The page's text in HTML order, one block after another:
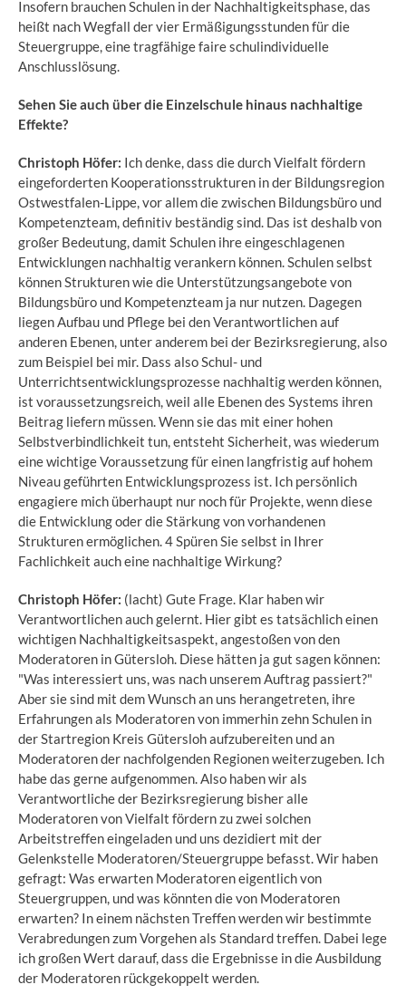
Insofern brauchen Schulen in der Nachhaltigkeitsphase, das
heißt nach Wegfall der vier Ermäßigungsstunden für die
Steuergruppe, eine tragfähige faire schulindividuelle
Anschlusslösung.
Sehen Sie auch über die Einzelschule hinaus nachhaltige
Effekte?
Christoph Höfer: Ich denke, dass die durch Vielfalt fördern
eingeforderten Kooperationsstrukturen in der Bildungsregion
Ostwestfalen-Lippe, vor allem die zwischen Bildungsbüro und
Kompetenzteam, definitiv beständig sind. Das ist deshalb von
großer Bedeutung, damit Schulen ihre eingeschlagenen
Entwicklungen nachhaltig verankern können. Schulen selbst
können Strukturen wie die Unterstützungsangebote von
Bildungsbüro und Kompetenzteam ja nur nutzen. Dagegen
liegen Aufbau und Pflege bei den Verantwortlichen auf
anderen Ebenen, unter anderem bei der Bezirksregierung, also
zum Beispiel bei mir. Dass also Schul- und
Unterrichtsentwicklungsprozesse nachhaltig werden können,
ist voraussetzungsreich, weil alle Ebenen des Systems ihren
Beitrag liefern müssen. Wenn sie das mit einer hohen
Selbstverbindlichkeit tun, entsteht Sicherheit, was wiederum
eine wichtige Voraussetzung für einen langfristig auf hohem
Niveau geführten Entwicklungsprozess ist. Ich persönlich
engagiere mich überhaupt nur noch für Projekte, wenn diese
die Entwicklung oder die Stärkung von vorhandenen
Strukturen ermöglichen. 4 Spüren Sie selbst in Ihrer
Fachlichkeit auch eine nachhaltige Wirkung?
Christoph Höfer: (lacht) Gute Frage. Klar haben wir
Verantwortlichen auch gelernt. Hier gibt es tatsächlich einen
wichtigen Nachhaltigkeitsaspekt, angestoßen von den
Moderatoren in Gütersloh. Diese hätten ja gut sagen können:
"Was interessiert uns, was nach unserem Auftrag passiert?"
Aber sie sind mit dem Wunsch an uns herangetreten, ihre
Erfahrungen als Moderatoren von immerhin zehn Schulen in
der Startregion Kreis Gütersloh aufzubereiten und an
Moderatoren der nachfolgenden Regionen weiterzugeben. Ich
habe das gerne aufgenommen. Also haben wir als
Verantwortliche der Bezirksregierung bisher alle
Moderatoren von Vielfalt fördern zu zwei solchen
Arbeitstreffen eingeladen und uns dezidiert mit der
Gelenkstelle Moderatoren/Steuergruppe befasst. Wir haben
gefragt: Was erwarten Moderatoren eigentlich von
Steuergruppen, und was könnten die von Moderatoren
erwarten? In einem nächsten Treffen werden wir bestimmte
Verabredungen zum Vorgehen als Standard treffen. Dabei lege
ich großen Wert darauf, dass die Ergebnisse in die Ausbildung
der Moderatoren rückgekoppelt werden.